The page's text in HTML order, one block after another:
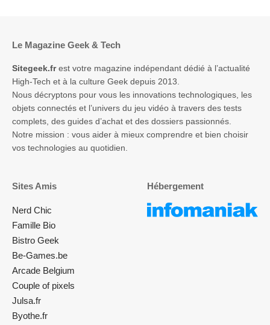
Le Magazine Geek & Tech
Sitegeek.frest votre magazine indépendant dédié à l’actualité
High-Tech et à la culture Geek depuis 2013.
Nous décryptons pour vous les innovations technologiques, les
objets connectés et l’univers du jeu vidéo à travers des tests
complets, des guides d’achat et des dossiers passionnés.
Notre mission : vous aider à mieux comprendre et bien choisir
vos technologies au quotidien.
Sites Amis
Nerd Chic
Famille Bio
Bistro Geek
Be-Games.be
Arcade Belgium
Couple of pixels
Julsa.fr
Byothe.fr
Hébergement